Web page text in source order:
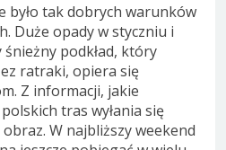
było tak dobrych warunków
Duże opady w styczniu i
podkład, który
ratraki, opiera się
Z informacji, jakie
tras wyłania się
W najbliższy weekend